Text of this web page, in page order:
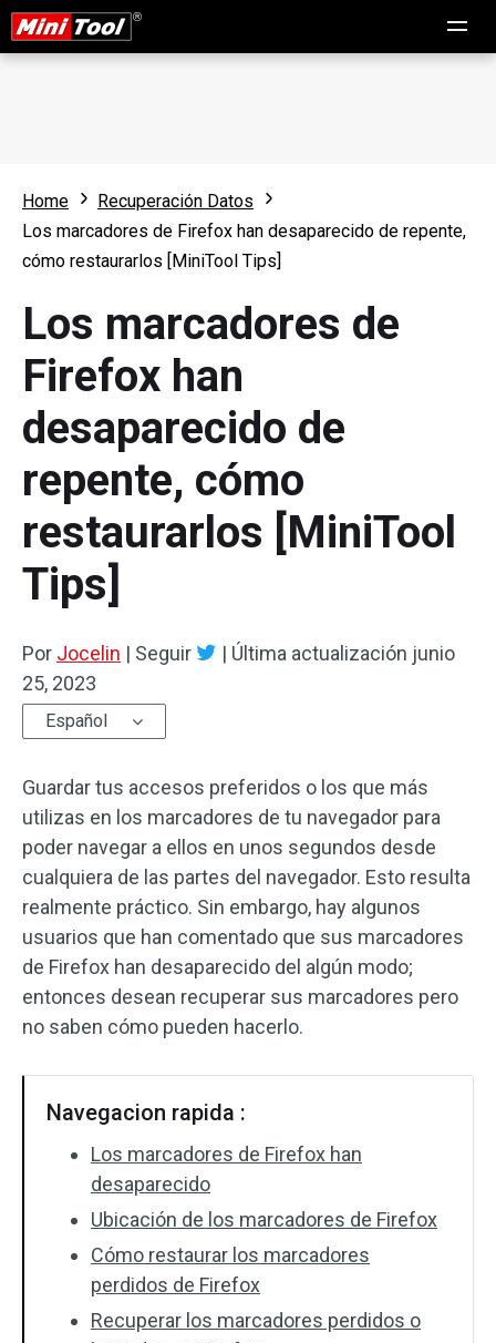
Home
Recuperación Datos
Los marcadores de Firefox han desaparecido de repente,
cómo restaurarlos [MiniTool Tips]
Los marcadores de
Firefox han
desaparecido de
repente, cómo
restaurarlos [MiniTool
Tips]
Por Jocelin | Seguir | Última actualización junio
25, 2023
Español
Guardar tus accesos preferidos o los que más
utilizas en los marcadores de tu navegador para
poder navegar a ellos en unos segundos desde
cualquiera de las partes del navegador. Esto resulta
realmente práctico. Sin embargo, hay algunos
usuarios que han comentado que sus marcadores
de Firefox han desaparecido del algún modo;
entonces desean recuperar sus marcadores pero
no saben cómo pueden hacerlo.
Navegacion rapida :
Los marcadores de Firefox han
desaparecido
Ubicación de los marcadores de Firefox
Cómo restaurar los marcadores
perdidos de Firefox
Recuperar los marcadores perdidos o